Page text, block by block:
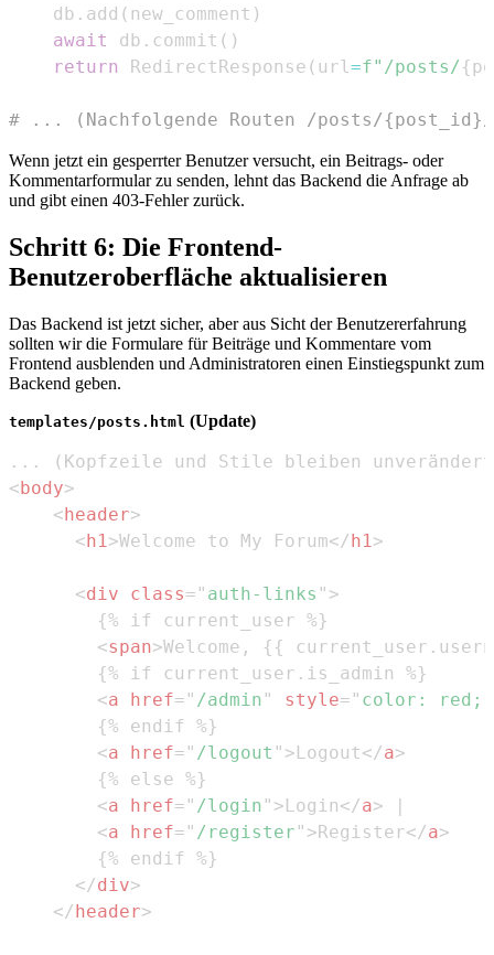
    db
. add ( new_comment )
await
db . commit ( )
return
RedirectResponse ( url=f"/posts/{
# ... (Nachfolgende Routen /posts/
Wenn jetzt ein gesperrter Benutzer versucht, ein Beitrags- oder
Kommentarformular zu senden, lehnt das Backend die Anfrage ab
und gibt einen 403-Fehler zurück.
Schritt 6: Die Frontend-
Benutzeroberfläche aktualisieren
Das Backend ist jetzt sicher, aber aus Sicht der Benutzererfahrung
sollten wir die Formulare für Beiträge und Kommentare vom
Frontend ausblenden und Administratoren einen Einstiegspunkt zum
Backend geben.
templates/posts.html (Update)
<body>
<header>
<h1>Welcome to My Forum</h1>
<div class= " auth-links " >
<span>Welcome, {{
<a href= " /admin " style= " color : red ;
<a href= " /logout " >Logout</a>
<a href= " /login " >Login</a>
<a href= " /register " >Register</a>
</div>
</header>